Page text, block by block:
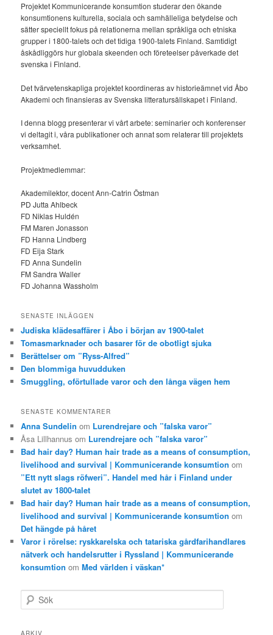
Projektet Kommunicerande konsumtion studerar den ökande
konsumtionens kulturella, sociala och samhälleliga betydelse och
sätter speciellt fokus på relationerna mellan språkliga och etniska
grupper i 1800-talets och det tidiga 1900-talets Finland. Samtidigt
åskådliggörs hur globala skeenden och företeelser påverkade det
svenska i Finland.
Det tvärvetenskapliga projektet koordineras av historieämnet vid Åbo
Akademi och finansieras av Svenska litteratursällskapet i Finland.
I denna blogg presenterar vi vårt arbete: seminarier och konferenser
vi deltagit i, våra publikationer och annat som relaterar till projektets
verksamhet.
Projektmedlemmar:
Akademilektor, docent Ann-Catrin Östman
PD Jutta Ahlbeck
FD Niklas Huldén
FM Maren Jonasson
FD Hanna Lindberg
FD Eija Stark
FD Anna Sundelin
FM Sandra Waller
FD Johanna Wassholm
SENASTE INLÄGGEN
Judiska klädesaffärer i Åbo i början av 1900-talet
Tomasmarknader och basarer för de obotligt sjuka
Berättelser om ”Ryss-Alfred”
Den blommiga huvudduken
Smuggling, oförtullade varor och den långa vägen hem
SENASTE KOMMENTARER
Anna Sundelin om Lurendrejare och ”falska varor”
Åsa Lillhannus om Lurendrejare och ”falska varor”
Bad hair day? Human hair trade as a means of consumption,
livelihood and survival | Kommunicerande konsumtion om
”Ett nytt slags röfweri”. Handel med hår i Finland under
slutet av 1800-talet
Bad hair day? Human hair trade as a means of consumption,
livelihood and survival | Kommunicerande konsumtion om
Det hängde på håret
Varor i rörelse: ryskkarelska och tatariska gårdfarihandlares
nätverk och handelsrutter i Ryssland | Kommunicerande
konsumtion omMed världen i väskan*
ö
ARKIV